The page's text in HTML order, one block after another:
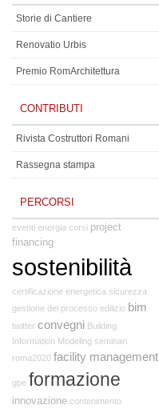
Storie di Cantiere
Renovatio Urbis
Premio RomArchitettura
CONTRIBUTI
Rivista Costruttori Romani
Rassegna stampa
PERCORSI
eventi energia corsi project
financing
sostenibilità
certificazione energetica sicurezza
gestione del processo edilizio bim
twitter convegni Building
Information Modeling seminari
roma2020 facility management
gpe formazione
innovazione contenimento